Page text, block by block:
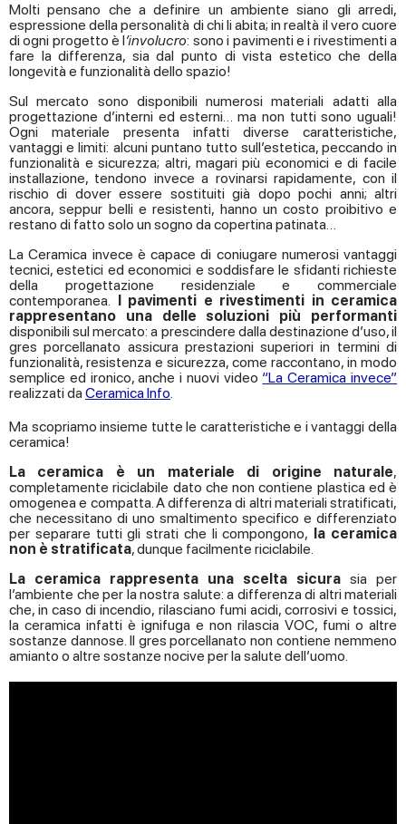
Molti pensano che a definire un ambiente siano gli arredi,
espressione della personalità di chi li abita; in realtà il vero cuore
di ogni progetto è l’involucro: sono i pavimenti e i rivestimenti a
fare la differenza, sia dal punto di vista estetico che della
longevità e funzionalità dello spazio!
Sul mercato sono disponibili numerosi materiali adatti alla
progettazione d’interni ed esterni… ma non tutti sono uguali!
Ogni materiale presenta infatti diverse caratteristiche,
vantaggi e limiti: alcuni puntano tutto sull’estetica, peccando in
funzionalità e sicurezza; altri, magari più economici e di facile
installazione, tendono invece a rovinarsi rapidamente, con il
rischio di dover essere sostituiti già dopo pochi anni; altri
ancora, seppur belli e resistenti, hanno un costo proibitivo e
restano di fatto solo un sogno da copertina patinata…
La Ceramica invece è capace di coniugare numerosi vantaggi
tecnici, estetici ed economici e soddisfare le sfidanti richieste
della progettazione residenziale e commerciale
contemporanea. I pavimenti e rivestimenti in ceramica
rappresentano una delle soluzioni più performanti
disponibili sul mercato: a prescindere dalla destinazione d’uso, il
gres porcellanato assicura prestazioni superiori in termini di
funzionalità, resistenza e sicurezza, come raccontano, in modo
semplice ed ironico, anche i nuovi video “La Ceramica invece”
realizzati da Ceramica Info.
Ma scopriamo insieme tutte le caratteristiche e i vantaggi della
ceramica!
La ceramica è un materiale di origine naturale,
completamente riciclabile dato che non contiene plastica ed è
omogenea e compatta. A differenza di altri materiali stratificati,
che necessitano di uno smaltimento specifico e differenziato
per separare tutti gli strati che li compongono, la ceramica
non è stratificata, dunque facilmente riciclabile.
La ceramica rappresenta una scelta sicura sia per
l’ambiente che per la nostra salute: a differenza di altri materiali
che, in caso di incendio, rilasciano fumi acidi, corrosivi e tossici,
la ceramica infatti è ignifuga e non rilascia VOC, fumi o altre
sostanze dannose. Il gres porcellanato non contiene nemmeno
amianto o altre sostanze nocive per la salute dell’uomo.